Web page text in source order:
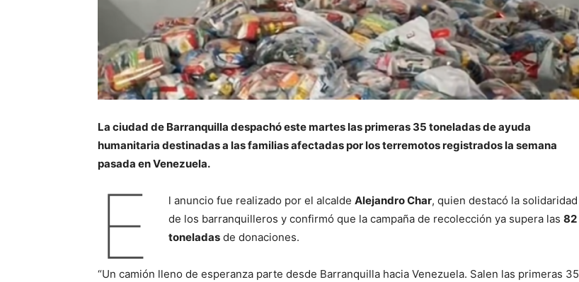
La ciudad de Barranquilla despachó este martes las primeras 35 toneladas de ayuda
humanitaria destinadas a las familias afectadas por los terremotos registrados la semana
pasada en Venezuela.
E l anuncio fue realizado por el alcalde Alejandro Char, quien destacó la solidaridad
de los barranquilleros y confirmó que la campaña de recolección ya supera las 82
toneladasde donaciones.
“Un camión lleno de esperanza parte desde Barranquilla hacia Venezuela. Salen las primeras 35